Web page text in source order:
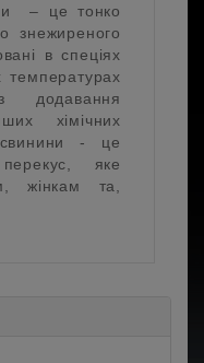
– це тонко
знежиреного
в спеціях
температурах
додавання
хімічних
- це
яке
жінкам та,